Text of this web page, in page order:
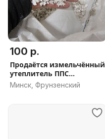
100 р.
Продаётся измельчённый
утеплитель ППС
(пенопласт),
Минск, Фрунзенский